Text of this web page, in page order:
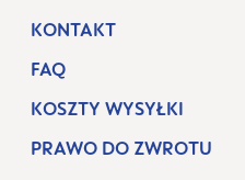
KONTAKT
FAQ
KOSZTY WYSYŁKI
PRAWO DO ZWROTU